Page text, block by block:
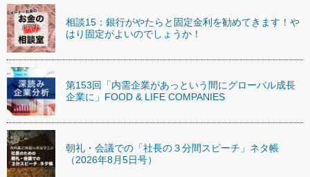
相談15：銀行がやたらと固定金利を勧めてきます！や
はり固定がよいのでしょうか！
第153回「内需企業があっという間にグローバル成長
企業に」FOOD & LIFE COMPANIES
朝礼・会議での「社長の３分間スピーチ」ネタ帳
（2026年8月5日号）